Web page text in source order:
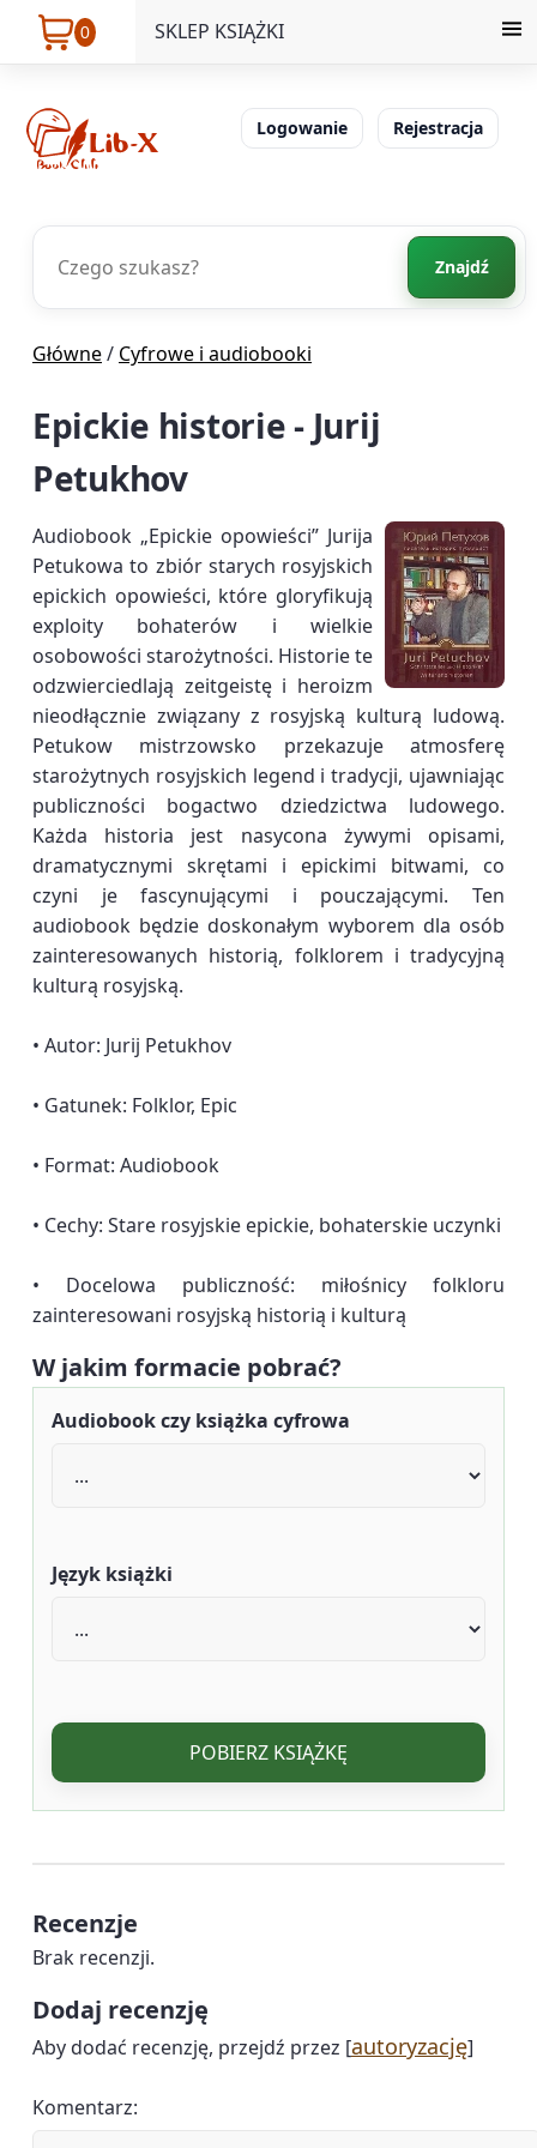
0 SKLEP KSIĄŻKI
Logowanie Rejestracja
Znajdź
Główne/ Cyfrowe i audiobooki
Epickie historie - Jurij
Petukhov
Audiobook „Epickie opowieści” Jurija
Petukowa to zbiór starych rosyjskich
epickich opowieści, które gloryfikują
exploity bohaterów i wielkie
osobowości starożytności. Historie te
odzwierciedlają zeitgeistę i heroizm
nieodłącznie związany z rosyjską kulturą ludową.
Petukow mistrzowsko przekazuje atmosferę
starożytnych rosyjskich legend i tradycji, ujawniając
publiczności bogactwo dziedzictwa ludowego.
Każda historia jest nasycona żywymi opisami,
dramatycznymi skrętami i epickimi bitwami, co
czyni je fascynującymi i pouczającymi. Ten
audiobook będzie doskonałym wyborem dla osób
zainteresowanych historią, folklorem i tradycyjną
kulturą rosyjską.
• Autor: Jurij Petukhov
• Gatunek: Folklor, Epic
• Format: Audiobook
• Cechy: Stare rosyjskie epickie, bohaterskie uczynki
• Docelowa publiczność: miłośnicy folkloru
zainteresowani rosyjską historią i kulturą
W jakim formacie pobrać?
Audiobook czy książka cyfrowa
Język książki
POBIERZ KSIĄŻKĘ
Recenzje
Brak recenzji.
Dodaj recenzję
Aby dodać recenzję, przejdź przez [autoryzację]
Komentarz: